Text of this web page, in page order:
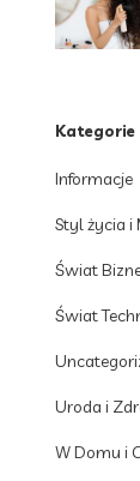
Kategorie
Informacje
Styl życia i
Świat
Świat
Uroda i
W Domu i